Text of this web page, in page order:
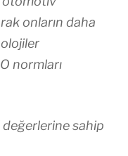
onların daha
normları
sahip